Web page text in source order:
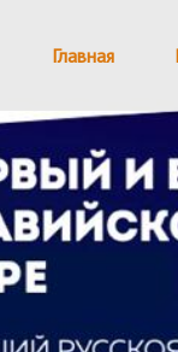
Главная